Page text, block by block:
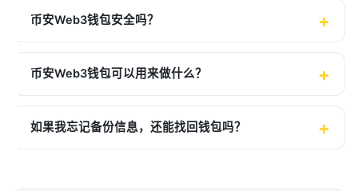
币安Web3钱包安全吗？
币安Web3钱包可以用来做什么？
如果我忘记备份信息，还能找回钱包吗？